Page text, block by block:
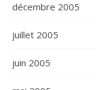
décembre 2005
juillet 2005
juin 2005